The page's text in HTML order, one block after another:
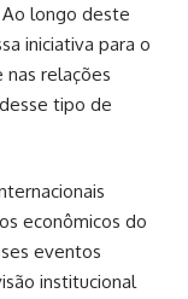
longo deste
iniciativa para o
nas relações
tipo de
econômicos do
eventos
institucional